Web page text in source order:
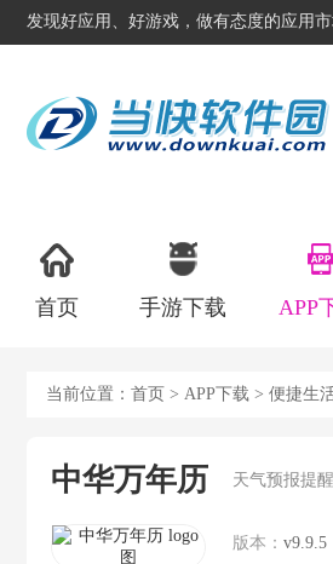
发现好应用、好游戏，做有态度的应用
首页 手游下载 APP
当前位置： 首页 > APP下载 > 便捷生
中华万年历 天气预报提
版本： v9.9.5